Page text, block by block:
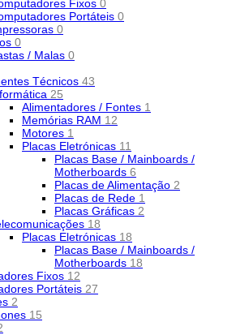
Fixos 0
Portáteis 0
0
0
/ Malas 0
Técnicos 43
25
Alimentadores / Fontes 1
Memórias RAM 12
Motores 1
Placas Eletrónicas 11
Placas Base / Mainboards /
Motherboards 6
Placas de Alimentação 2
Placas de Rede 1
Placas Gráficas 2
18
Placas Eletrónicas 18
Placas Base / Mainboards /
Motherboards 18
Fixos 12
Portáteis 27
2
15